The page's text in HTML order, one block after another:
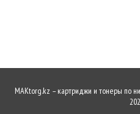
MAKtorg.kz – картриджи и тонеры по